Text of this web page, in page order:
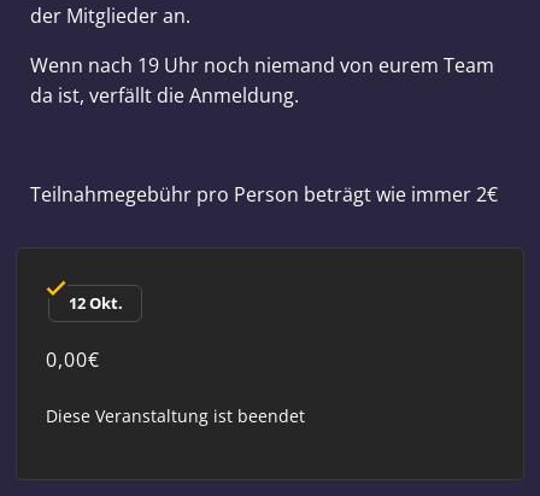
der Mitglieder an.
Wenn nach 19 Uhr noch niemand von eurem Team
da ist, verfällt die Anmeldung.
Teilnahmegebühr pro Person beträgt wie immer 2€
12 Okt.
0,00€
Diese Veranstaltung ist beendet